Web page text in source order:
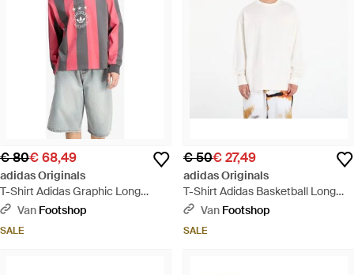
€ 80€ 68,49
adidas Originals
T-Shirt Adidas Graphic Long
Sleeve Polo Shirt Utility/ Cream -
Van Footshop
SALE
€ 50€ 27,49
adidas Originals
T-Shirt Adidas Basketball Long
Sleeve Tee - Wit
Van Footshop
SALE